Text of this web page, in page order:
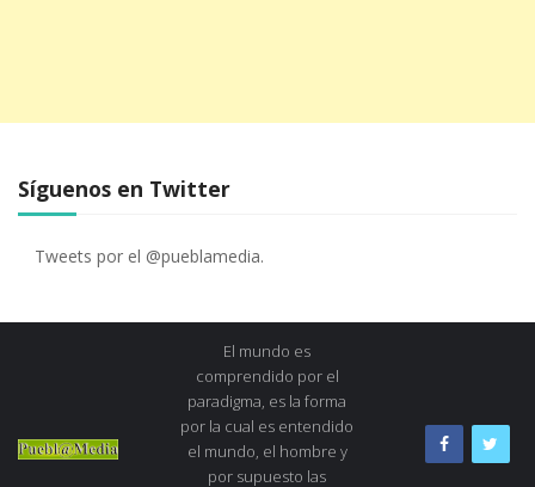
Síguenos en Twitter
Tweets por el @pueblamedia.
El mundo es
comprendido por el
paradigma, es la forma
por la cual es entendido
el mundo, el hombre y
por supuesto las